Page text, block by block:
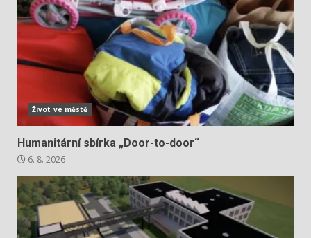
Život ve městě
Humanitární sbírka „Door-to-door“
6. 8. 2026